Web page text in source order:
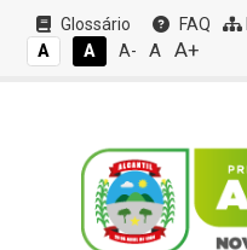
Glossário FAQ
A
A A- A A+